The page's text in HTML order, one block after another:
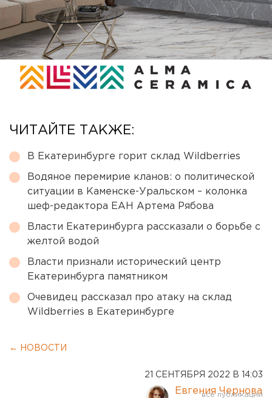
ЧИТАЙТЕ ТАКЖЕ:
В Екатеринбурге горит склад Wildberries
Водяное перемирие кланов: о политической
ситуации в Каменске-Уральском – колонка
шеф-редактора ЕАН Артема Рябова
Власти Екатеринбурга рассказали о борьбе с
желтой водой
Власти признали исторический центр
Екатеринбурга памятником
Очевидец рассказал про атаку на склад
Wildberries в Екатеринбурге
← НОВОСТИ
21 СЕНТЯБРЯ 2022 В 14:03
Евгения Чернова